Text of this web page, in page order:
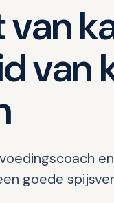
van
goede